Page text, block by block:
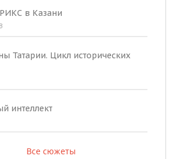
в Казани
Татарии. Цикл исторических
интеллект
Все сюжеты